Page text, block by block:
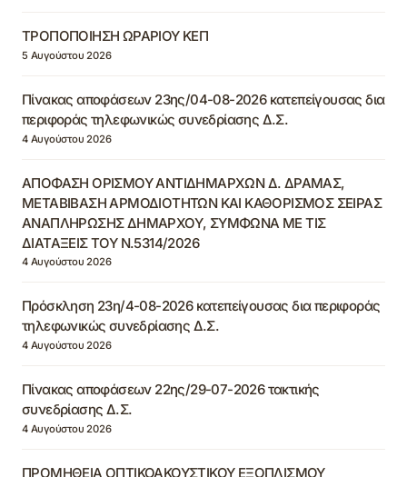
ΤΡΟΠΟΠΟΙΗΣΗ ΩΡΑΡΙΟΥ ΚΕΠ
5 Αυγούστου 2026
Πίνακας αποφάσεων 23ης/04-08-2026 κατεπείγουσας δια
περιφοράς τηλεφωνικώς συνεδρίασης Δ.Σ.
4 Αυγούστου 2026
ΑΠΟΦΑΣΗ ΟΡΙΣΜΟΥ ΑΝΤΙΔΗΜΑΡΧΩΝ Δ. ΔΡΑΜΑΣ,
ΜΕΤΑΒΙΒΑΣΗ ΑΡΜΟΔΙΟΤΗΤΩΝ ΚΑΙ ΚΑΘΟΡΙΣΜΟΣ ΣΕΙΡΑΣ
ΑΝΑΠΛΗΡΩΣΗΣ ΔΗΜΑΡΧΟΥ, ΣΥΜΦΩΝΑ ΜΕ ΤΙΣ
ΔΙΑΤΑΞΕΙΣ ΤΟΥ Ν.5314/2026
4 Αυγούστου 2026
Πρόσκληση 23η/4-08-2026 κατεπείγουσας δια περιφοράς
τηλεφωνικώς συνεδρίασης Δ.Σ.
4 Αυγούστου 2026
Πίνακας αποφάσεων 22ης/29-07-2026 τακτικής
συνεδρίασης Δ.Σ.
4 Αυγούστου 2026
ΠΡΟΜΗΘΕΙΑ ΟΠΤΙΚΟΑΚΟΥΣΤΙΚΟΥ ΕΞΟΠΛΙΣΜΟΥ